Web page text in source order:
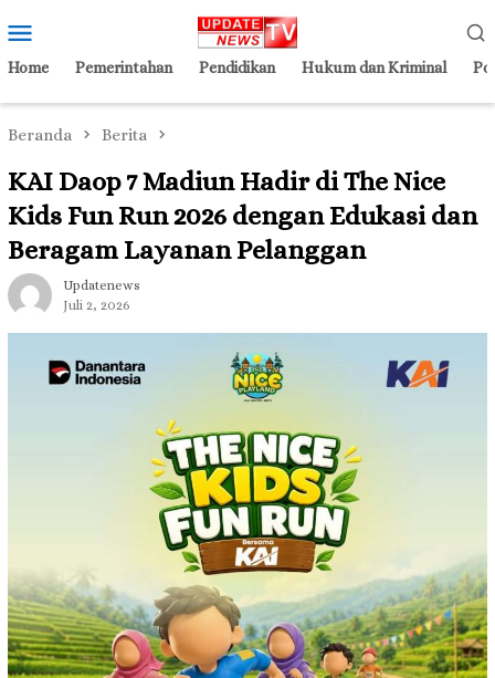
ke
kontenMobile
Home Pemerintahan Pendidikan Hukum dan Kriminal
Beranda Berita
KAI Daop 7 Madiun Hadir di The Nice
Kids Fun Run 2026 dengan Edukasi dan
Beragam Layanan Pelanggan
Updatenews
Juli 2, 2026